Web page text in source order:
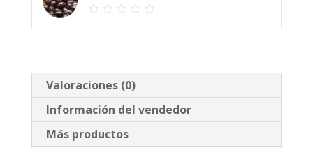
Valoraciones (0)
Información del vendedor
Más productos